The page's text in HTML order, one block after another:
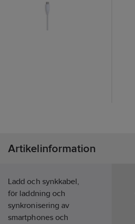
Artikelinformation
Ladd och synkkabel,
för laddning och
synkronisering av
smartphones och